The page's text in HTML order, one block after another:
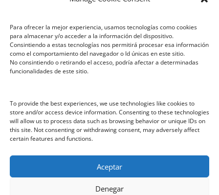
Para ofrecer la mejor experiencia, usamos tecnologías como cookies
para almacenar y/o acceder a la información del dispositivo.
Consintiendo a estas tecnologías nos permitirá procesar esa información
como el comportamiento del navegador o Id únicas en este sitio.
No consintiendo o retirando el acceso, podría afectar a determinadas
funcionalidades de este sitio.
To provide the best experiences, we use technologies like cookies to
store and/or access device information. Consenting to these technologies
will allow us to process data such as browsing behavior or unique IDs on
this site. Not consenting or withdrawing consent, may adversely affect
certain features and functions.
Aceptar
Denegar
Paseo Virgen del Puerto, 27
28005 Madrid
info@ventaone.es
Política de privacidad
Términos y condiciones
Síguenos en Linkedin: